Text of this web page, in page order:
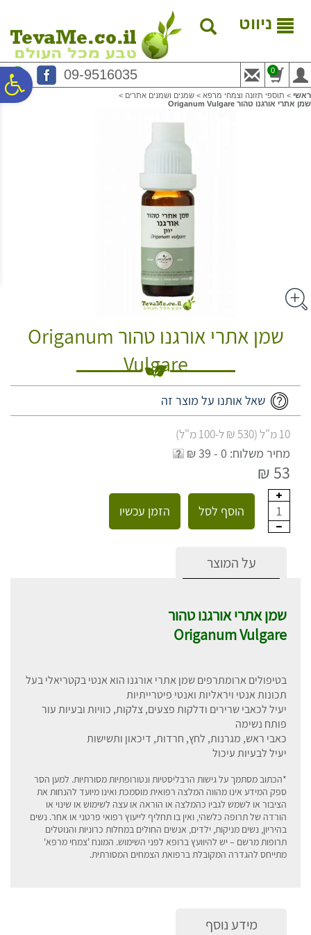
נגישות
המרכזי
ניווט
09-9516035 0
ראשי > תוספי תזונה וצמחי מרפא > שמנים ושמנים אתרים >
שמן אתרי אורגנו טהור Origanum Vulgare
שמן אתרי אורגנו טהור Origanum
Vulgare
שאל אותנו על מוצר זה
10 מ"ל (530 ₪ ל-100 מ"ל)
מחיר משלוח: 0 - 39 ₪
53 ₪
1 הוסף לסל הזמן עכשיו
על המוצר
שמן אתרי אורגנו טהור
Origanum Vulgare
בטיפולים ארומתרפים שמן אתרי אורגנו הוא אנטי בקטריאלי בעל
תכונות אנטי ויראליות ואנטי פיטרייתיות
יעיל לכאבי שרירים ודלקות פצעים, צלקות, כוויות ובעיות עור
פותח נשימה
כאבי ראש, מגרנות, לחץ, חרדות, דיכאון ותשישות
יעיל לבעיות עיכול
*הכתוב מסתמך על גישות הרבליסטיות ונטורופתיות מסורתיות. למען הסר
ספק המידע אינו מהווה המלצה רפואית מוסמכת ואינו מיועד להנחות את
הציבור או לשמש לגביו כהמלצה או הוראה או עצה לשימוש או שינוי או
הורדה של תרופה כלשהי, ואין בו תחליף לייעוץ רפואי פרטני או אחר. נשים
בהיריון, נשים מניקות, ילדים, אנשים החולים במחלות כרוניות והנוטלים
תרופות מרשם – יש להיוועץ ברופא לפני השימוש. המונח 'צמחי מרפא'
מתייחס להגדרה המקובלת ברפואת הצמחים המסורתית.
מידע נוסף